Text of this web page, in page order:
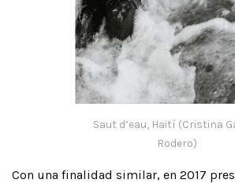
Saut d’eau, Haití (Cristina
Rodero)
Con una finalidad similar, en 2017